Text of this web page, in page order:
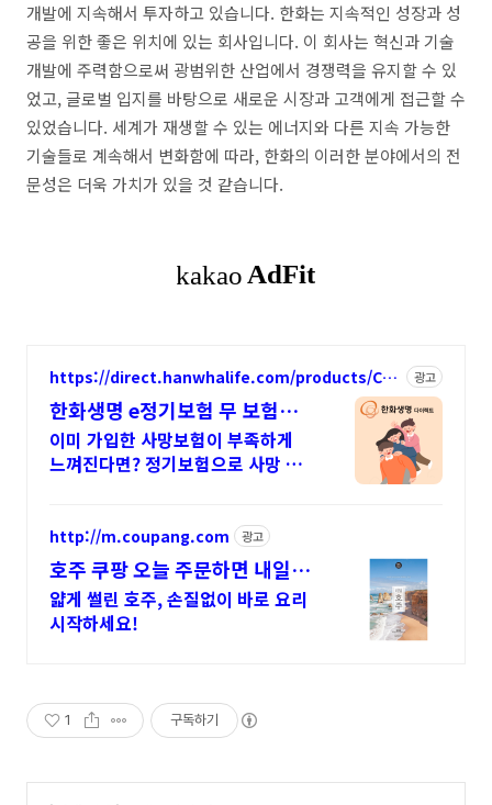
개발에 지속해서 투자하고 있습니다. 한화는 지속적인 성장과 성
공을 위한 좋은 위치에 있는 회사입니다. 이 회사는 혁신과 기술
개발에 주력함으로써 광범위한 산업에서 경쟁력을 유지할 수 있
었고, 글로벌 입지를 바탕으로 새로운 시장과 고객에게 접근할 수
있었습니다. 세계가 재생할 수 있는 에너지와 다른 지속 가능한
기술들로 계속해서 변화함에 따라, 한화의 이러한 분야에서의 전
문성은 더욱 가치가 있을 것 같습니다.
https://direct.hanwhalife.com/products/CM
광고
한화생명 e정기보험 무 보험료
간편계산
이미 가입한 사망보험이 부족하게
느껴진다면? 정기보험으로 사망 보
http://m.coupang.com 광고
호주 쿠팡 오늘 주문하면 내일
도착
얇게 썰린 호주, 손질없이 바로 요리
시작하세요!
1 구독하기